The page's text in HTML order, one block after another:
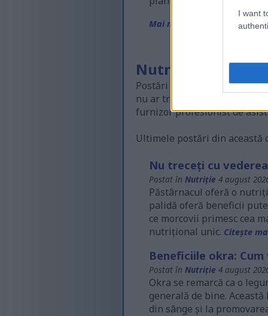
I want
Mai multe posturi...
Nutriție
Postări despre partea
nu ar trebui să fie
furnizor profesionist de
Ultimele postări din această
Nu treceți cu
Postat în Nutriție 4 august
Păstârnacul oferă o
palidă oferă beneficii
ce morcovii primesc cea
nutrițional unic. Citește
Beneficiile okra:
Postat în Nutriție 4 august
Okra se remarcă ca o
generală de bine.
din sânge și la